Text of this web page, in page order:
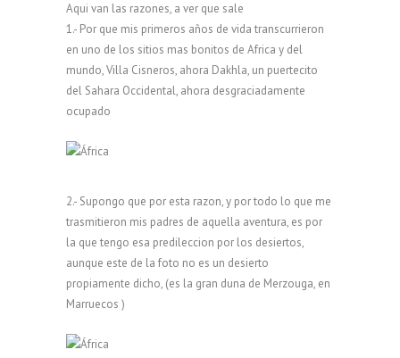
Aqui van las razones, a ver que sale
1.- Por que mis primeros años de vida transcurrieron
en uno de los sitios mas bonitos de Africa y del
mundo, Villa Cisneros, ahora Dakhla, un puertecito
del Sahara Occidental, ahora desgraciadamente
ocupado
2.- Supongo que por esta razon, y por todo lo que me
trasmitieron mis padres de aquella aventura, es por
la que tengo esa predileccion por los desiertos,
aunque este de la foto no es un desierto
propiamente dicho, (es la gran duna de Merzouga, en
Marruecos )